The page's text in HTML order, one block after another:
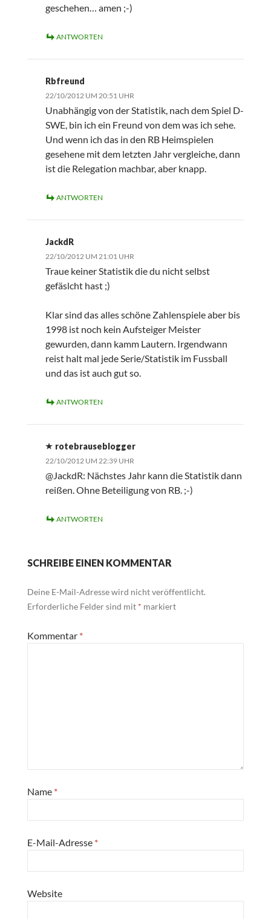
geschehen… amen ;-)
ANTWORTEN
Rbfreund
22/10/2012 UM 20:51 UHR
Unabhängig von der Statistik, nach dem Spiel D-
SWE, bin ich ein Freund von dem was ich sehe.
Und wenn ich das in den RB Heimspielen
gesehene mit dem letzten Jahr vergleiche, dann
ist die Relegation machbar, aber knapp.
ANTWORTEN
JackdR
22/10/2012 UM 21:01 UHR
Traue keiner Statistik die du nicht selbst
gefäslcht hast ;)
Klar sind das alles schöne Zahlenspiele aber bis
1998 ist noch kein Aufsteiger Meister
gewurden, dann kamm Lautern. Irgendwann
reist halt mal jede Serie/Statistik im Fussball
und das ist auch gut so.
ANTWORTEN
rotebrauseblogger
22/10/2012 UM 22:39 UHR
@JackdR: Nächstes Jahr kann die Statistik dann
reißen. Ohne Beteiligung von RB. ;-)
ANTWORTEN
SCHREIBE EINEN KOMMENTAR
Deine E-Mail-Adresse wird nicht veröffentlicht.
Erforderliche Felder sind mit * markiert
Kommentar *
Name *
E-Mail-Adresse *
Website